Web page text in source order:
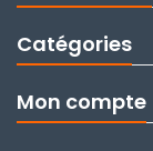
Catégories
Mon compte